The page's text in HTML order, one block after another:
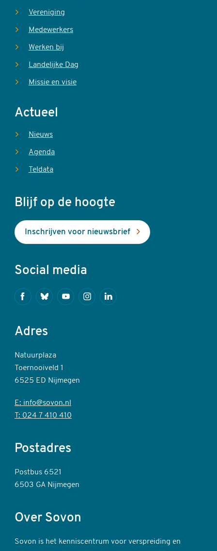
Vereniging
Medewerkers
Werken bij
Landelijke Dag
Missie en visie
Actueel
Nieuws
Agenda
Teldata
Blijf op de hoogte
Inschrijven voor nieuwsbrief
Social media
FacebookBlueskyYoutubeInstagramLinkedin
Adres
Natuurplaza
Toernooiveld 1
6525 ED Nijmegen
E: info@sovon.nl
T: 024 7 410 410
Postadres
Postbus 6521
6503 GA Nijmegen
Over Sovon
Sovon is het kenniscentrum voor verspreiding en